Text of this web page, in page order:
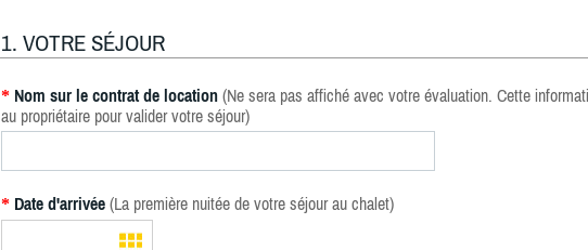
1. VOTRE SÉJOUR
* Nom sur le contrat de location (Ne sera pas affiché avec votre évaluation. Cette
au propriétaire pour valider votre séjour)
* Date d'arrivée (La première nuitée de votre séjour au chalet)